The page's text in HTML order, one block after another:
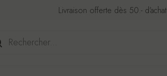
Livraison offerte dès 50.- d’achat